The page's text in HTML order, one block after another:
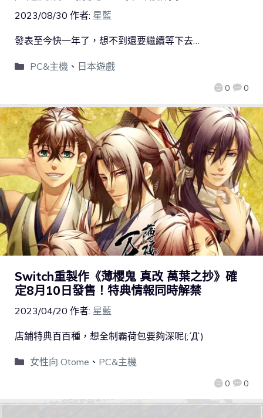
2023/08/30 作者: 星藍
0 0
發表至今快一年了，想不到還要繼續等下去…
PC&主機、 日本遊戲
Switch重製作《薄櫻鬼 真改 萬葉之抄》確
定8月10日發售！特典情報同時解禁
2023/04/20 作者: 星藍
0 0
店鋪特典百百種，想全制霸荷包要夠深呢(;´Д`)
女性向 Otome 、 PC&主機